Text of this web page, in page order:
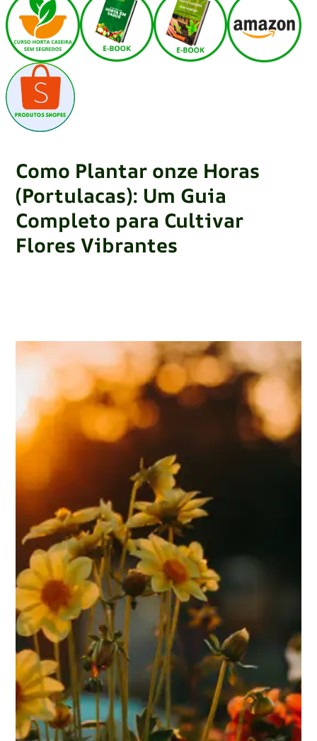
Como Plantar onze Horas
(Portulacas): Um Guia
Completo para Cultivar
Flores Vibrantes